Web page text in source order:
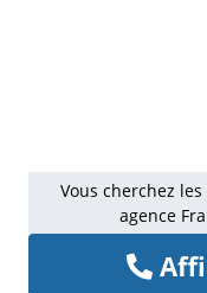
Vous cherchez
agence